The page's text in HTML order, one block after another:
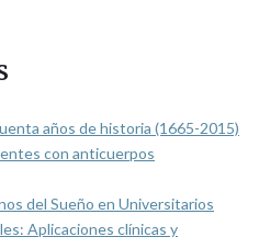
años de historia (1665-2015)
con anticuerpos
del Sueño en Universitarios
Aplicaciones clínicas y